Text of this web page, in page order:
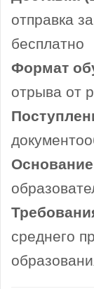
отправка
бесплатно
Формат
отрыва от
среднего